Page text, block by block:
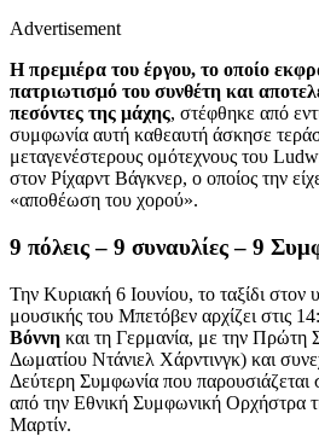
Advertisement
Η πρεμιέρα του έργου, το οποίο
πατριωτισμό του συνθέτη και
πεσόντες της μάχης, στέφθηκε από
συμφωνία αυτή καθεαυτή άσκησε
μεταγενέστερους ομότεχνους του
στον Ρίχαρντ Βάγκνερ, o oποίος την
«αποθέωση του χορού».
9 πόλεις – 9 συναυλίες – 9
Την Κυριακή 6 Ιουνίου, το ταξίδι στον
μουσικής του Μπετόβεν αρχίζει στις
Βόννη και τη Γερμανία, με την
Δωματίου Nτάνιελ Χάρντινγκ) και
Δεύτερη Συμφωνία που παρουσιάζεται
από την Εθνική Συμφωνική Ορχήστρα
Μαρτίν.